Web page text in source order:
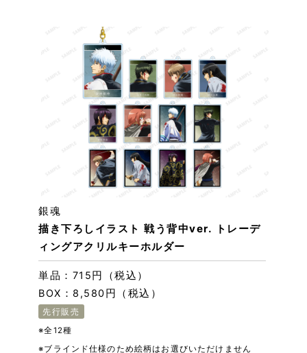
描き下ろしイラスト 戦う背中ver. トレーデ
ィングアクリルキーホルダー
銀魂
単品：715円（税込）
BOX：8,580円（税込）
先行販売
※全12種
※ブラインド仕様のため絵柄はお選びいただけません